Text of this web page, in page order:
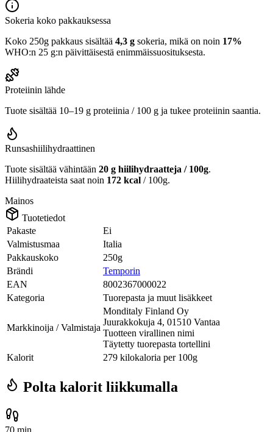
Sokeria koko pakkauksessa
Koko 250g pakkaus sisältää 4,3 g sokeria, mikä on noin 17%
WHO:n 25 g:n päivittäisestä enimmäissuosituksesta.
Proteiinin lähde
Tuote sisältää 10–19 g proteiinia / 100 g ja tukee proteiinin saantia.
Runsashiilihydraattinen
Tuote sisältää vähintään 20 g hiilihydraatteja / 100g.
Hiilihydraateista saat noin 172 kcal / 100g.
Mainos
Tuotetiedot
Pakaste
Ei
Valmistusmaa
Italia
Pakkauskoko
250g
Brändi
Temporin
EAN
8002367000022
Kategoria
Tuorepasta ja muut lisäkkeet
Markkinoija / Valmistaja
Monditaly Finland Oy
Juurakkokuja 4, 01510 Vantaa
Tuotteen virallinen nimi
Täytetty tuorepasta tortellini
Kalorit
279 kilokaloria per 100g
Polta kalorit liikkumalla